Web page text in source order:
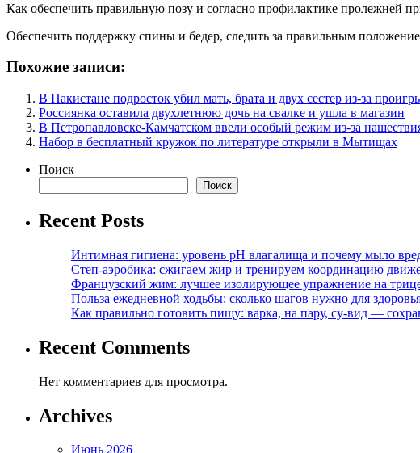
Как обеспечить правильную позу и согласно профилактике пролежней
Обеспечить поддержку спины и бедер, следить за правильным
Похожие записи:
В Пакистане подросток убил мать, брата и двух сестер из-за
Россиянка оставила двухлетнюю дочь на свалке и ушла в магазин
В Петропавловске-Камчатском ввели особый режим из-за
Набор в бесплатный кружок по литературе открыли в Мытищах
Поиск
Поиск
Recent Posts
Интимная гигиена: уровень pH влагалища и почему мыло
Степ-аэробика: сжигаем жир и тренируем координацию
Французский жим: лучшее изолирующее упражнение на
Польза ежедневной ходьбы: сколько шагов нужно для
Как правильно готовить пищу: варка, на пару, су-вид —
Recent Comments
Нет комментариев для просмотра.
Archives
Июнь 2026